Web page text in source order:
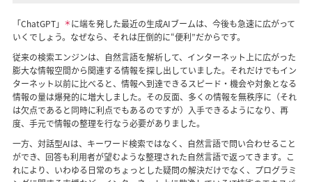
「ChatGPT」 ＊に端を発した最近の生成AIブームは、今後も急速に広がって
いくでしょう。なぜなら、それは圧倒的に“便利”だからです。
従来の検索エンジンは、自然言語を解析して、インターネット上に広がった
膨大な情報空間から関連する情報を探し出していました。それだけでもイン
ターネット以前に比べると、情報へ到達できるスピード・機会や対象となる
情報の量は爆発的に増大しました。その反面、多くの情報を無秩序に（それ
は欠点であると同時に利点でもあるのですが）入手できるようになり、再
度、手元で情報の整理を行なう必要がありました。
一方、対話型AIは、キーワード検索ではなく、自然言語で問い合わせること
ができ、回答も利用者が望むような整理された自然言語で返ってきます。こ
れにより、いわゆる日常のちょっとした疑問の解決だけでなく、プログラミ